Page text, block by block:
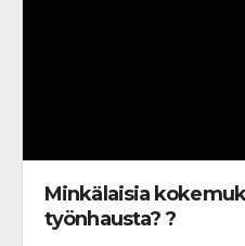
Minkälaisia
työnhausta? ?